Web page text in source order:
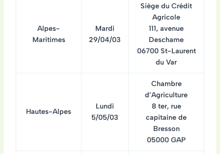
Alpes-
Maritimes
Mardi
29/04/03
Siège du Crédit
Agricole
111, avenue
Deschame
06700 St-Laurent
du Var
Hautes-Alpes
Lundi
5/05/03
Chambre
d’Agriculture
8 ter, rue
capitaine de
Bresson
05000 GAP